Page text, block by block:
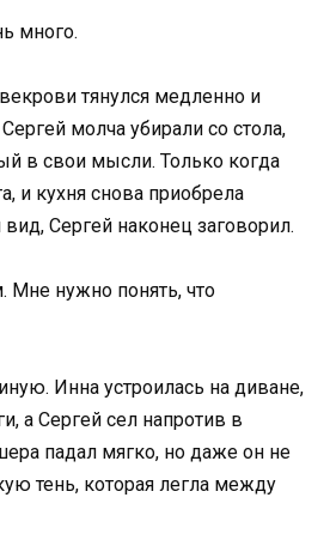
много.
тянулся медленно и
молча убирали со стола,
в свои мысли. Только когда
и кухня снова приобрела
Сергей наконец заговорил.
Мне нужно понять, что
Инна устроилась на диване,
а Сергей сел напротив в
падал мягко, но даже он не
тень, которая легла между